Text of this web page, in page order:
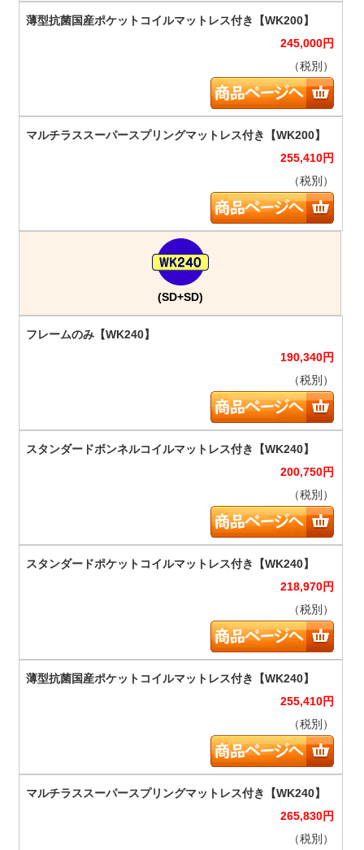
245,000円
（税別）
255,410円
（税別）
(SD+SD)
190,340円
（税別）
200,750円
（税別）
218,970円
（税別）
255,410円
（税別）
265,830円
（税別）